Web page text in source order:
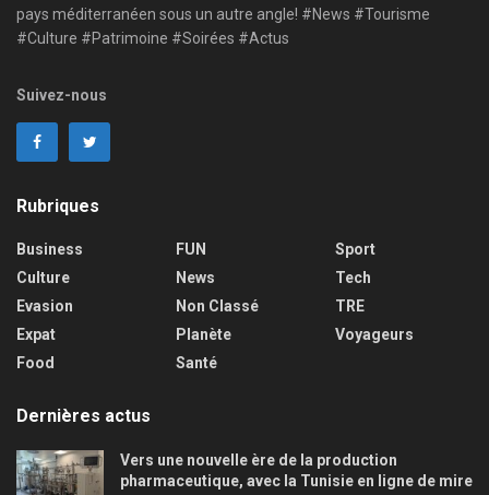
pays méditerranéen sous un autre angle! #News #Tourisme
#Culture #Patrimoine #Soirées #Actus
Suivez-nous
Rubriques
Business
Culture
Evasion
Expat
Food
FUN
News
Non Classé
Planète
Santé
Sport
Tech
TRE
Voyageurs
Dernières actus
Vers une nouvelle ère de la production
pharmaceutique, avec la Tunisie en ligne de mire